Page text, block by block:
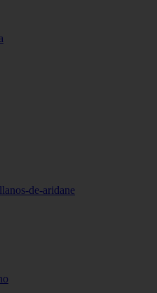
de-aridane